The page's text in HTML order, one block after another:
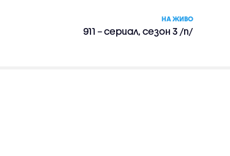
НА ЖИВО
911 – сериал, сезон 3 /п/